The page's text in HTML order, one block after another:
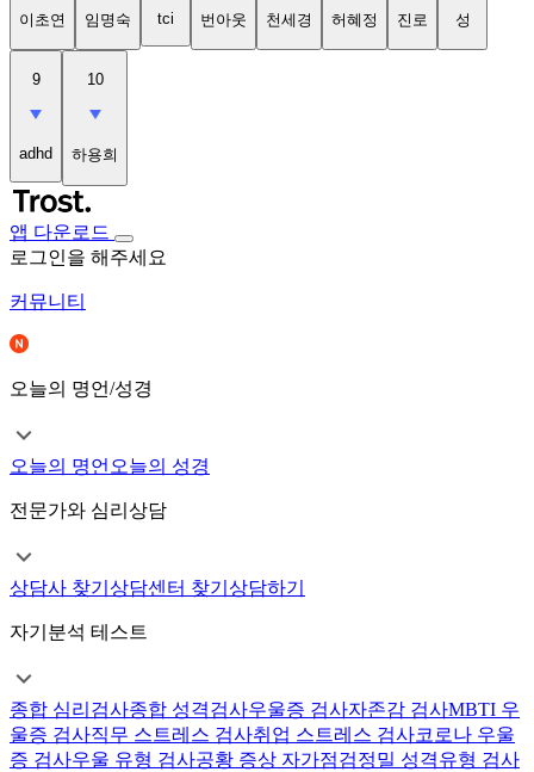
이초연 임명숙 tci 번아웃 천세경 허혜정 진로 성
9
adhd
10
하용희
앱 다운로드
로그인을 해주세요
커뮤니티
오늘의 명언/성경
오늘의 명언 오늘의 성경
전문가와 심리상담
상담사 찾기 상담센터 찾기 상담하기
자기분석 테스트
종합 심리검사종합 성격검사우울증 검사자존감 검사MBTI 우
울증 검사직무 스트레스 검사취업 스트레스 검사코로나 우울
증 검사우울 유형 검사공황 증상 자가점검정밀 성격유형 검사